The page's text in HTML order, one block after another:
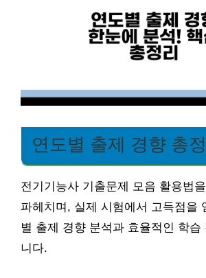
연도별 출제 경향 총
전기기능사 기출문제 모음 활용법
파헤치며, 실제 시험에서 고득점을
별 출제 경향 분석과 효율적인 학습
니다.